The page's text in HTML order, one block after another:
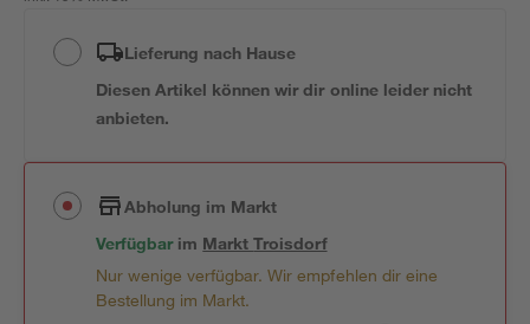
Lieferung nach Hause
Diesen Artikel können wir dir online leider nicht
anbieten.
Abholung im Markt
Verfügbar im MarktTroisdorf
Nur wenige verfügbar. Wir empfehlen dir eine
Bestellung im Markt.